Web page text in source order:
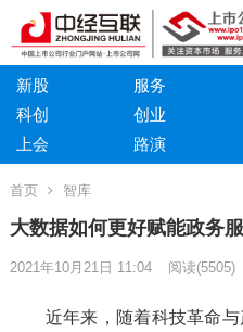
新股 服务
科创
创业
上会
路演
首页 智库
大数据如何更好赋能政务
2021年10月21日 11:04 阅读(5505)
近年来，随着科技革命与